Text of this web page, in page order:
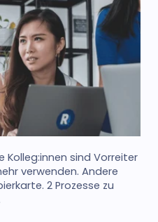
Kolleg:innen sind Vorreiter
verwenden. Andere
2 Prozesse zu